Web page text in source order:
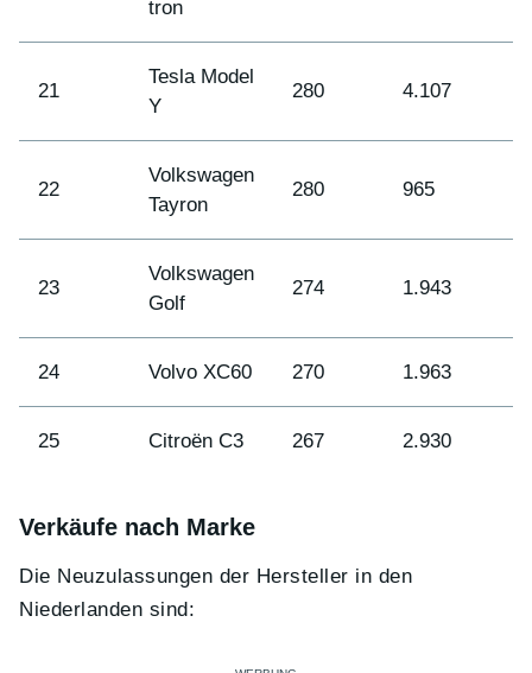
tron
21
Tesla Model
Y
280 4.107
22
Volkswagen
Tayron
280 965
23
Volkswagen
Golf
274 1.943
24 Volvo XC60 270 1.963
25 Citroën C3 267 2.930
Verkäufe nach Marke
Die Neuzulassungen der Hersteller in den
Niederlanden sind: